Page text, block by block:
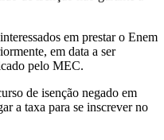
em prestar o Enem
em data a ser
pelo MEC.
de isenção negado em
a taxa para se inscrever no